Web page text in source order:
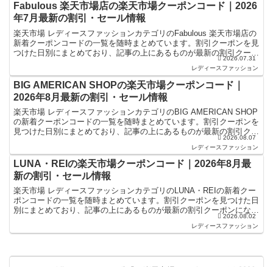
Fabulous 楽天市場店の楽天市場クーポンコード｜2026
年7月最新の割引・セール情報
楽天市場 レディースファッションカテゴリのFabulous 楽天市場店の
新着クーポンコードの一覧を随時まとめています。割引クーポンを見
つけた日別にまとめており、記事の上にあるものが最新の割引クーポ
2026.07.31
レディースファッション
BIG AMERICAN SHOPの楽天市場クーポンコード｜
2026年8月最新の割引・セール情報
楽天市場 レディースファッションカテゴリのBIG AMERICAN SHOP
の新着クーポンコードの一覧を随時まとめています。割引クーポンを
見つけた日別にまとめており、記事の上にあるものが最新の割引クー
2026.08.07
レディースファッション
LUNA・REIの楽天市場クーポンコード｜2026年8月最
新の割引・セール情報
楽天市場 レディースファッションカテゴリのLUNA・REIの新着クー
ポンコードの一覧を随時まとめています。割引クーポンを見つけた日
別にまとめており、記事の上にあるものが最新の割引クーポンになり
2026.08.02
レディースファッション